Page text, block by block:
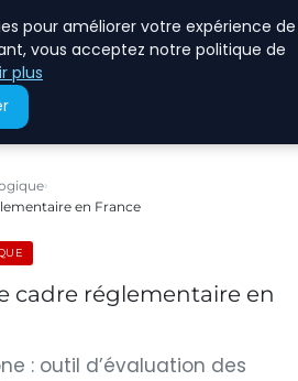
en France
cadre réglementaire en
: outil d’évaluation des
pour améliorer votre expérience de
vous acceptez notre politique de
plus